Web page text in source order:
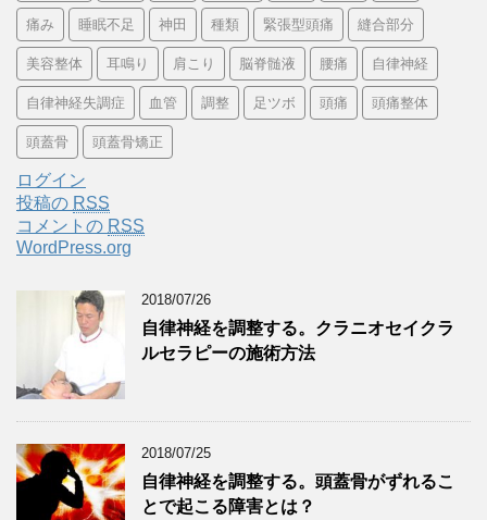
痛み 睡眠不足 神田 種類 緊張型頭痛 縫合部分
美容整体 耳鳴り 肩こり 脳脊髄液 腰痛 自律神経
自律神経失調症 血管 調整 足ツボ 頭痛 頭痛整体
頭蓋骨 頭蓋骨矯正
ログイン
投稿の RSS
コメントの RSS
WordPress.org
2018/07/26
自律神経を調整する。クラニオセイクラ
ルセラピーの施術方法
2018/07/25
自律神経を調整する。頭蓋骨がずれるこ
とで起こる障害とは？